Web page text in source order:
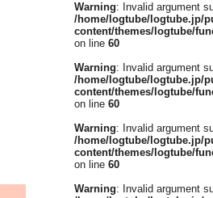
Warning: Invalid argument
/home/logtube/logtube.jp/
content/themes/logtube/
on line 60
Warning: Invalid argument
/home/logtube/logtube.jp/
content/themes/logtube/
on line 60
Warning: Invalid argument
/home/logtube/logtube.jp/
content/themes/logtube/
on line 60
Warning: Invalid argument